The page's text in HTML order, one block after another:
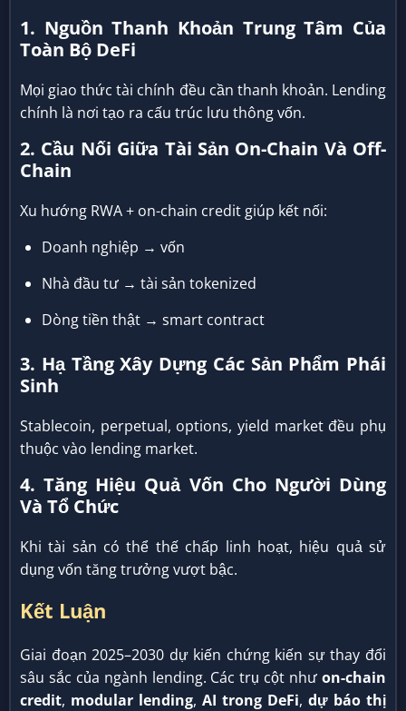
1. Nguồn Thanh Khoản Trung Tâm Của
Toàn Bộ DeFi
Mọi giao thức tài chính đều cần thanh khoản. Lending
chính là nơi tạo ra cấu trúc lưu thông vốn.
2. Cầu Nối Giữa Tài Sản On-Chain Và Off-
Chain
Xu hướng RWA + on-chain credit giúp kết nối:
Doanh nghiệp → vốn
Nhà đầu tư → tài sản tokenized
Dòng tiền thật → smart contract
3. Hạ Tầng Xây Dựng Các Sản Phẩm Phái
Sinh
Stablecoin, perpetual, options, yield market đều phụ
thuộc vào lending market.
4. Tăng Hiệu Quả Vốn Cho Người Dùng
Và Tổ Chức
Khi tài sản có thể thế chấp linh hoạt, hiệu quả sử
dụng vốn tăng trưởng vượt bậc.
Kết Luận
Giai đoạn 2025–2030 dự kiến chứng kiến sự thay đổi
sâu sắc của ngành lending. Các trụ cột như on-chain
credit, modular lending, AI trong DeFi, dự báo thị